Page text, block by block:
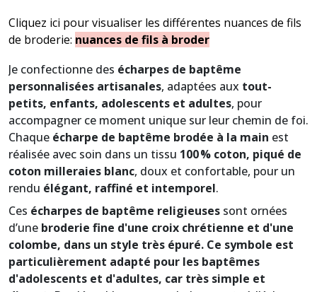
Cliquez ici pour visualiser les différentes nuances de fils
de broderie: nuances de fils à broder
Je confectionne des écharpes de baptême
personnalisées artisanales, adaptées aux tout-
petits, enfants, adolescents et adultes, pour
accompagner ce moment unique sur leur chemin de foi.
Chaque écharpe de baptême brodée à la main est
réalisée avec soin dans un tissu 100 % coton, piqué de
coton milleraies blanc, doux et confortable, pour un
rendu élégant, raffiné et intemporel.
Ces écharpes de baptême religieuses sont ornées
d’une broderie fine d'une croix chrétienne et d'une
colombe, dans un style très épuré. Ce symbole est
particulièrement adapté pour les baptêmes
d'adolescents et d'adultes, car très simple et